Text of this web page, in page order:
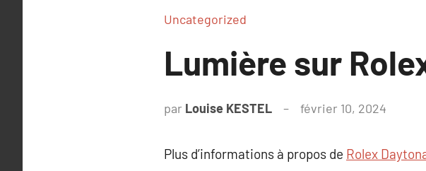
Uncategorized
Lumière sur
par Louise KESTEL février 10, 2024
Plus d’informations à propos de Rolex